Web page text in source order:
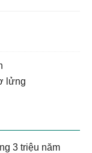
lửng
3 triệu năm